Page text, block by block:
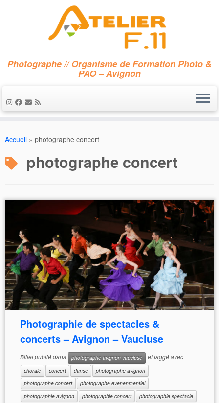
au
Photographe // Organisme de Formation Photo &
PAO – Avignon
Accueil » photographe concert
photographe concert
Photographie de spectacles &
concerts – Avignon – Vaucluse
Billet publié dans photographe avignon vaucluse et taggé avec
chorale concert danse
photographe avignon
photographe concert
photographe evenenmentiel
photographie avignon
photographie concert
photographie spectacle